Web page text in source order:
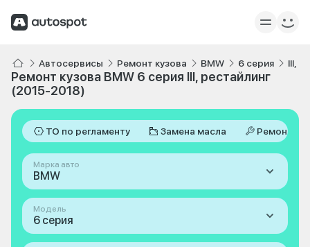
Автосервисы Ремонт кузова BMW 6 серия III,
Ремонт кузова BMW 6 серия III, рестайлинг
(2015-2018)
ТО по регламенту Замена масла Ремонт
Марка авто
BMW
Модель
6 серия